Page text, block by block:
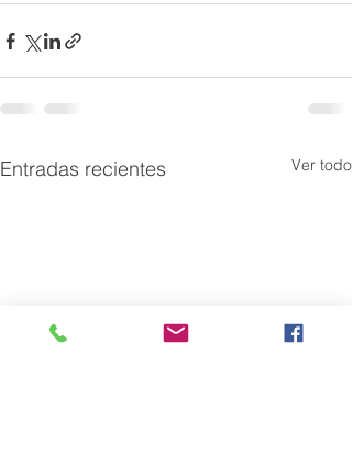
Entradas recientes Ver todo